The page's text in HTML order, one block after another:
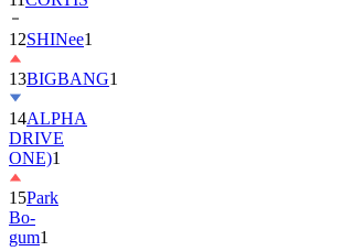
13BIGBANG
14ALPHA
DRIVE
ONE)1
15Park
Bo-
gum1
16IU